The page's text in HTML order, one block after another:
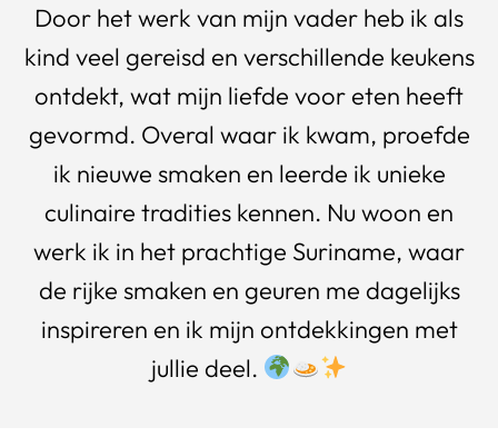
Door het werk van mijn vader heb ik als
kind veel gereisd en verschillende keukens
ontdekt, wat mijn liefde voor eten heeft
gevormd. Overal waar ik kwam, proefde
ik nieuwe smaken en leerde ik unieke
culinaire tradities kennen. Nu woon en
werk ik in het prachtige Suriname, waar
de rijke smaken en geuren me dagelijks
inspireren en ik mijn ontdekkingen met
jullie deel.